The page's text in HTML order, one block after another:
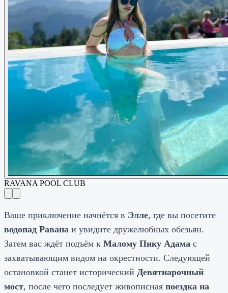
RAVANA POOL CLUB
Ваше приключение начнётся в Элле, где вы посетите
водопад Равана и увидите дружелюбных обезьян.
Затем вас ждёт подъём к Малому Пику Адама с
захватывающим видом на окрестности. Следующей
остановкой станет исторический Девятиарочный
мост, после чего последует живописная поездка на